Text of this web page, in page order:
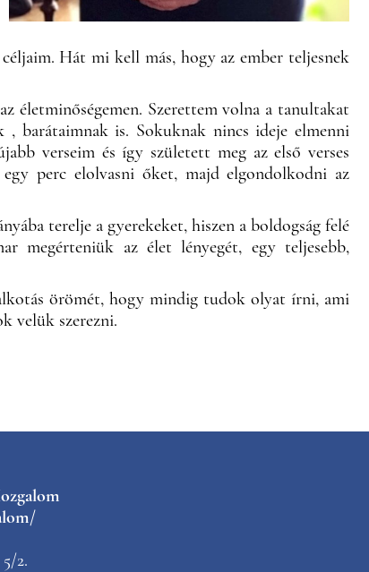
Hát mi kell más, hogy az ember teljesnek
életminőségemen. Szerettem volna a tanultakat
barátaimnak is. Sokuknak nincs ideje elmenni
verseim és így született meg az első verses
perc elolvasni őket, majd elgondolkodni az
terelje a gyerekeket, hiszen a boldogság felé
megérteniük az élet lényegét, egy teljesebb,
örömét, hogy mindig tudok olyat írni, ami
velük szerezni.
2.